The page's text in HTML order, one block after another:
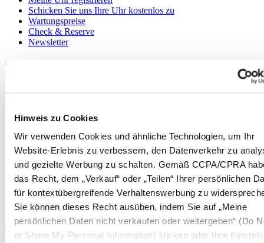
Hinweis zu Cookies
Wir verwenden Cookies und ähnliche Technologien, um Ihr
Website-Erlebnis zu verbessern, den Datenverkehr zu
und gezielte Werbung zu schalten. Gemäß CCPA/CPRA
das Recht, dem „Verkauf“ oder „Teilen“ Ihrer persönlichen
für kontextübergreifende Verhaltenswerbung zu
Sie können dieses Recht ausüben, indem Sie auf „Meine
persönlichen Daten nicht verkaufen oder weitergeben“ (Do
or Share My Personal Information) klicken oder Ihre
Schicken Sie uns Ihre Uhr kostenlos zu
Wartungspreise
Check & Reserve
Newsletter
Rechtliches
Hinweis zu Cookies
Impressum
Rücksendung und Entsorgung
Verkaufsbedingungen und Konditionen
Widerruf des Vertrags
Willkommen im CERTINA Club
Abonnieren Sie unseren Newsletter und erhalten Sie exklusive
Information
Anmelden
Land/Region auswählen